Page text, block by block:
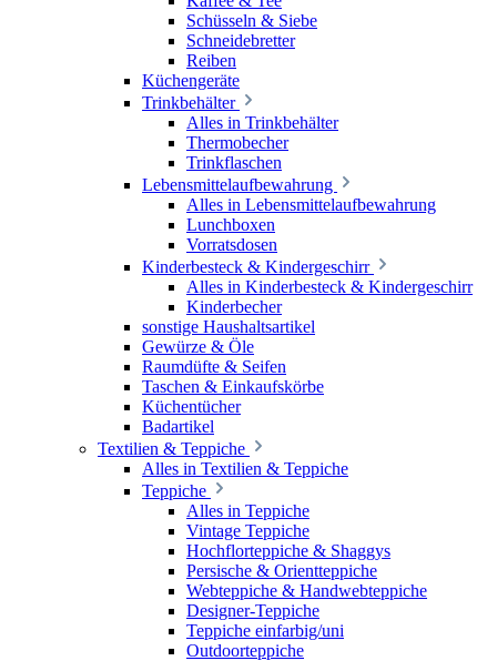
Schüsseln & Siebe
Schneidebretter
Reiben
Küchengeräte
Trinkbehälter
Alles in Trinkbehälter
Thermobecher
Trinkflaschen
Lebensmittelaufbewahrung
Alles in Lebensmittelaufbewahrung
Lunchboxen
Vorratsdosen
Kinderbesteck & Kindergeschirr
Alles in Kinderbesteck & Kindergeschirr
Kinderbecher
sonstige Haushaltsartikel
Gewürze & Öle
Raumdüfte & Seifen
Taschen & Einkaufskörbe
Küchentücher
Badartikel
Textilien & Teppiche
Alles in Textilien & Teppiche
Teppiche
Alles in Teppiche
Vintage Teppiche
Hochflorteppiche & Shaggys
Persische & Orientteppiche
Webteppiche & Handwebteppiche
Designer-Teppiche
Teppiche einfarbig/uni
Outdoorteppiche